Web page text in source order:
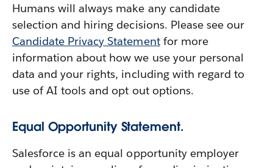
Humans will always make any candidate
selection and hiring decisions. Please see our
Candidate Privacy Statement for more
information about how we use your personal
data and your rights, including with regard to
use of AI tools and opt out options.
Equal Opportunity Statement.
Salesforce is an equal opportunity employer